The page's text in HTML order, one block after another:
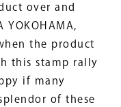
over and
the product
this stamp rally
if many
of these